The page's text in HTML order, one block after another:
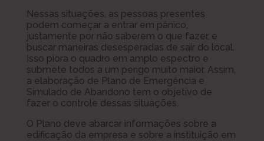
Nessas situações, as pessoas presentes
podem começar a entrar em pânico,
justamente por não saberem o que fazer, e
buscar maneiras desesperadas de sair do local.
Isso piora o quadro em amplo espectro e
submete todos a um perigo muito maior. Assim,
a elaboração de Plano de Emergência e
Simulado de Abandono tem o objetivo de
fazer o controle dessas situações.
O Plano deve abarcar informações sobre a
edificação da empresa e sobre a instituição em